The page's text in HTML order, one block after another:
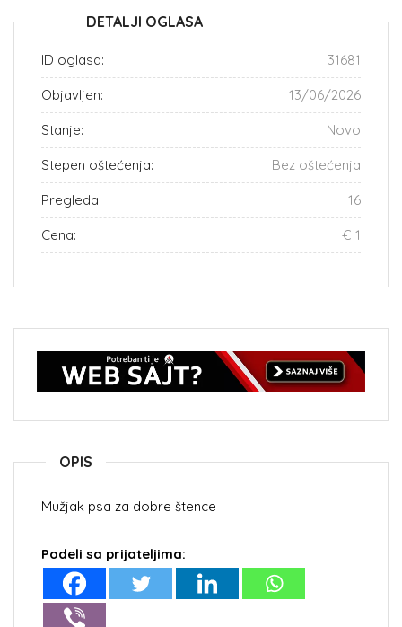
DETALJI OGLASA
ID oglasa: 31681
Objavljen: 13/06/2026
Stanje: Novo
Stepen oštećenja: Bez oštećenja
Pregleda: 16
Cena: € 1
OPIS
Mužjak psa za dobre štence
Podeli sa prijateljima: